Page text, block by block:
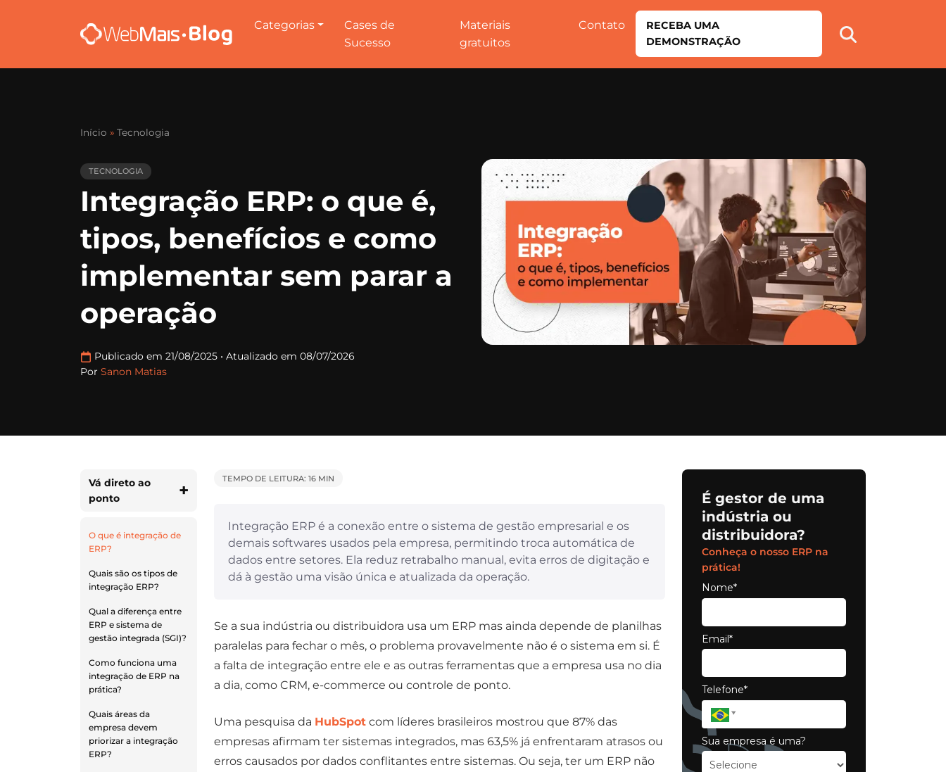
Categorias
Cases de
Sucesso
Materiais
gratuitos
Contato
RECEBA UMA
DEMONSTRAÇÃO
Início » Tecnologia
TECNOLOGIA
Integração ERP: o que é,
tipos, benefícios e como
implementar sem parar a
operação
Publicado em 21/08/2025 • Atualizado em 08/07/2026
Por Sanon Matias
Vá direto ao
ponto
O que é integração de
ERP?
Quais são os tipos de
integração ERP?
Qual a diferença entre
ERP e sistema de
gestão integrada (SGI)?
Como funciona uma
integração de ERP na
prática?
Quais áreas da
empresa devem
priorizar a integração
ERP?
TEMPO DE LEITURA: 16 MIN
Integração ERP é a conexão entre o sistema de gestão empresarial e os
demais softwares usados pela empresa, permitindo troca automática de
dados entre setores. Ela reduz retrabalho manual, evita erros de digitação e
dá à gestão uma visão única e atualizada da operação.
Se a sua indústria ou distribuidora usa um ERP mas ainda depende de planilhas
paralelas para fechar o mês, o problema provavelmente não é o sistema em si. É
a falta de integração entre ele e as outras ferramentas que a empresa usa no dia
a dia, como CRM, e-commerce ou controle de ponto.
Uma pesquisa da HubSpot com líderes brasileiros mostrou que 87% das
empresas afirmam ter sistemas integrados, mas 63,5% já enfrentaram atrasos ou
erros causados por dados conflitantes entre sistemas. Ou seja, ter um ERP não
É gestor de uma
indústria ou
distribuidora?
Conheça o nosso ERP na
prática!
Nome*
Email*
Telefone*
Sua empresa é uma?